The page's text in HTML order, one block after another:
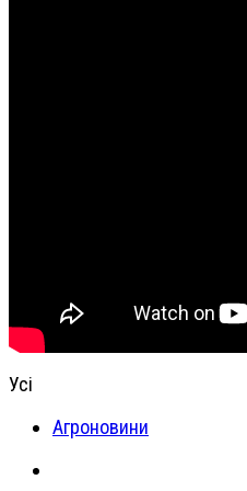
Усі
Агроновини